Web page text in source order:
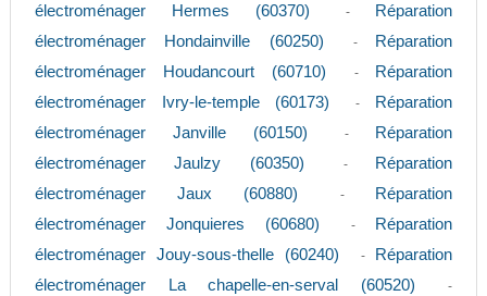
électroménager Hermes (60370)
-
Réparation
électroménager Hondainville (60250)
-
Réparation
électroménager Houdancourt (60710)
-
Réparation
électroménager Ivry-le-temple (60173)
-
Réparation
électroménager Janville (60150)
-
Réparation
électroménager Jaulzy (60350)
-
Réparation
électroménager Jaux (60880)
-
Réparation
électroménager Jonquieres (60680)
-
Réparation
électroménager Jouy-sous-thelle (60240)
-
Réparation
électroménager La chapelle-en-serval (60520)
-